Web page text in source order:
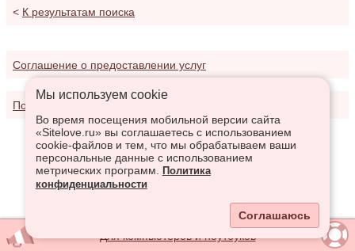
< К результатам поиска
Соглашение о предоставлении услуг
Политика конфиденциальности
Мы используем сookie
Во время посещения мобильной версии сайта
«Sitelove.ru» вы соглашаетесь с использованием
cookie-файлов и тем, что мы обрабатываем ваши
персональные данные с использованием
метрических программ.
Политика
конфиденциальности
Соглашаюсь
Для компьютеров и ноутбуков